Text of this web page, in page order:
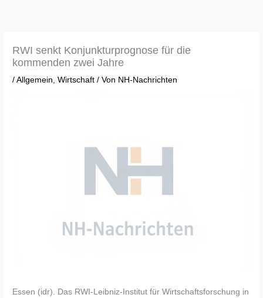
RWI senkt Konjunkturprognose für die
kommenden zwei Jahre
/Allgemein,Wirtschaft / Von NH-Nachrichten
Essen (idr). Das RWI-Leibniz-Institut für Wirtschaftsforschung in